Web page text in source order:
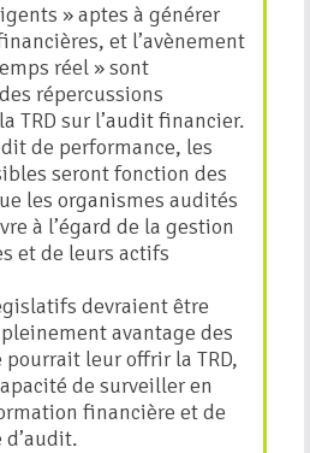
» aptes à générer
et l’avènement
réel » sont
répercussions
TRD sur l’audit financier.
de performance, les
seront fonction des
les organismes audités
à l’égard de la gestion
et de leurs actifs
devraient être
avantage des
leur offrir la TRD,
de surveiller en
financière et de